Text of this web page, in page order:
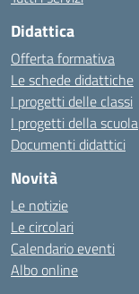
Didattica
Offerta formativa
Le schede didattiche
I progetti delle classi
I progetti della scuola
Documenti didattici
Novità
Le notizie
Le circolari
Calendario eventi
Albo online